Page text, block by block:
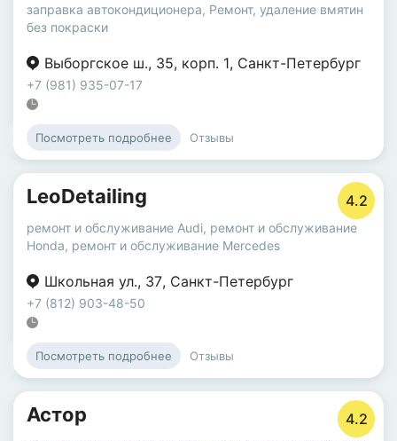
заправка автокондиционера, Ремонт, удаление вмятин
без покраски
Выборгское ш., 35, корп. 1, Санкт-Петербург
+7 (981) 935-07-17
Посмотреть подробнее Отзывы
LeoDetailing 4.2
ремонт и обслуживание Audi, ремонт и обслуживание
Honda, ремонт и обслуживание Mercedes
Школьная ул., 37, Санкт-Петербург
+7 (812) 903-48-50
Посмотреть подробнее Отзывы
Астор 4.2